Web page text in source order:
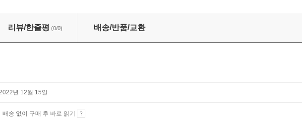
는 그리스도의 능동적 순종의 전가
리뷰/한줄평 (0/0) 배송/반품/교환
년 12월 15일
배송 없이 구매 후 바로 읽기